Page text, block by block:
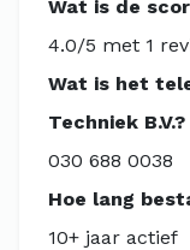
Wat is de
4.0/5 met 1
Wat is het
Techniek B.V.?
030 688 0038
Hoe lang
10+ jaar actief